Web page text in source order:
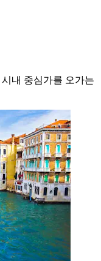
내 중심가를 오가는